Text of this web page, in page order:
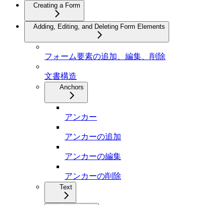
Creating a Form
Adding, Editing, and Deleting Form Elements
フォーム要素の追加、編集、削除
文書構造
Anchors
アンカー
アンカーの追加
アンカーの編集
アンカーの削除
Text